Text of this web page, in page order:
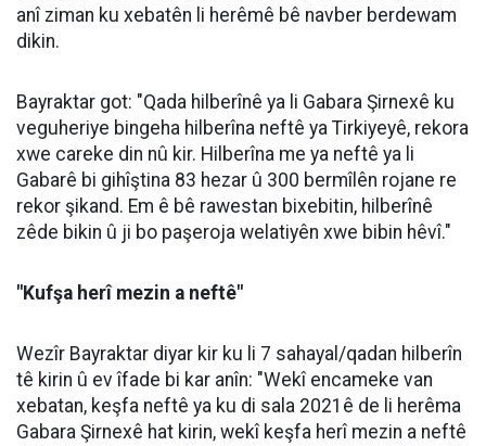
anî ziman ku xebatên li herêmê bê navber berdewam
dikin.
Bayraktar got: "Qada hilberînê ya li Gabara Şirnexê ku
veguheriye bingeha hilberîna neftê ya Tirkiyeyê, rekora
xwe careke din nû kir. Hilberîna me ya neftê ya li
Gabarê bi gihîştina 83 hezar û 300 bermîlên rojane re
rekor şikand. Em ê bê rawestan bixebitin, hilberînê
zêde bikin û ji bo paşeroja welatiyên xwe bibin hêvî."
"Kufşa herî mezin a neftê"
Wezîr Bayraktar diyar kir ku li 7 sahayal/qadan hilberîn
tê kirin û ev îfade bi kar anîn: "Wekî encameke van
xebatan, keşfa neftê ya ku di sala 2021ê de li herêma
Gabara Şirnexê hat kirin, wekî keşfa herî mezin a neftê